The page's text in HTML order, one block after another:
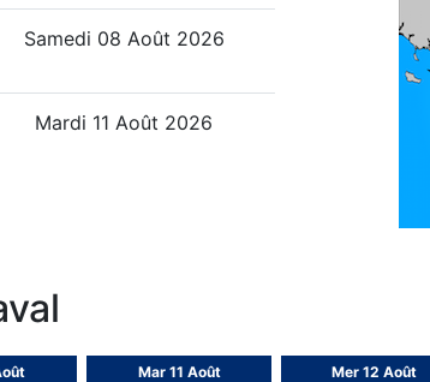
Samedi 08 Août 2026
Mardi 11 Août 2026
Mar 11 Août Mer 12 Août